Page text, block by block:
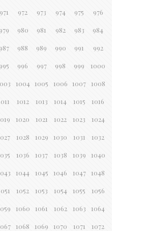
971 972 973 974 975 976
979 980 981 982 983 984
987 988 989 990 991 992
995 996 997 998 999 1000
1004 1005 1006 1007 1008
1012 1013 1014 1015 1016
1020 1021 1022 1023 1024
1028 1029 1030 1031 1032
1036 1037 1038 1039 1040
1044 1045 1046 1047 1048
1052 1053 1054 1055 1056
1060 1061 1062 1063 1064
1068 1069 1070 1071 1072